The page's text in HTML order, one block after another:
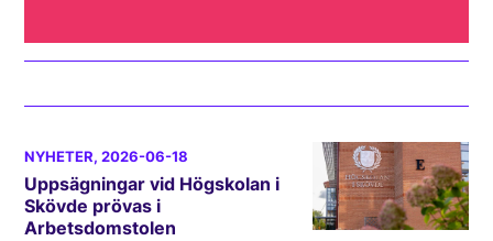
NYHETER, 2026-06-18
Uppsägningar vid Högskolan i
Skövde prövas i
Arbetsdomstolen